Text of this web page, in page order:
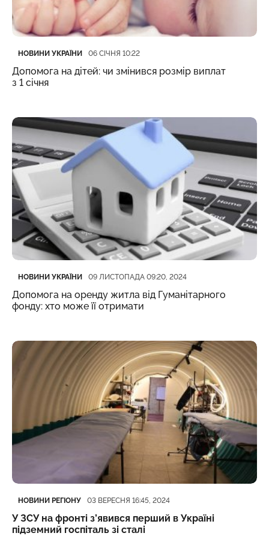
Категорія
НОВИНИ УКРАЇНИ
Дата публікації 06 СІЧНЯ 10:22
Допомога на дітей: чи змінився розмір виплат
з 1 січня
Категорія
НОВИНИ УКРАЇНИ
Дата публікації 09 ЛИСТОПАДА 09:20, 2024
Допомога на оренду житла від Гуманітарного
фонду: хто може її отримати
Категорія
НОВИНИ РЕГІОНУ
Дата публікації 03 ВЕРЕСНЯ 16:45, 2024
У ЗСУ на фронті з’явився перший в Україні
підземний госпіталь зі сталі